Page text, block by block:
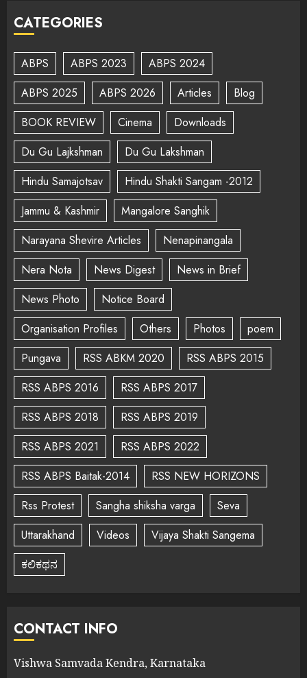
CATEGORIES
ABPS ABPS 2023
ABPS 2024
ABPS 2025
ABPS 2026 Articles
Blog
BOOK REVIEW
Cinema
Downloads
Du Gu Lajkshman
Du Gu Lakshman
Hindu Samajotsav
Hindu Shakti Sangam -2012
Jammu & Kashmir
Mangalore Sanghik
Narayana Shevire Articles
Nenapinangala
Nera Nota
News Digest
News in Brief
News Photo
Notice Board
Organisation Profiles
Others Photos
poem
Pungava
RSS ABKM 2020
RSS ABPS 2015
RSS ABPS 2016
RSS ABPS 2017
RSS ABPS 2018
RSS ABPS 2019
RSS ABPS 2021
RSS ABPS 2022
RSS ABPS Baitak-2014
RSS NEW HORIZONS
Rss Protest
Sangha shiksha varga
Seva
Uttarakhand
Videos
Vijaya Shakti Sangema
ಕಲಿಕಥನ
CONTACT INFO
Vishwa Samvada Kendra, Karnataka